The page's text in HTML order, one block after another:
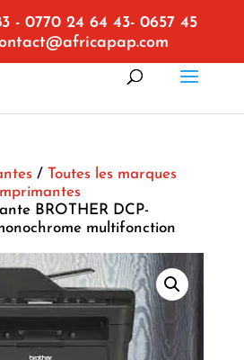
- 0770 24 64 43- 0657 45
/ Toutes les marques
Imprimantes
BROTHER DCP-
multifonction